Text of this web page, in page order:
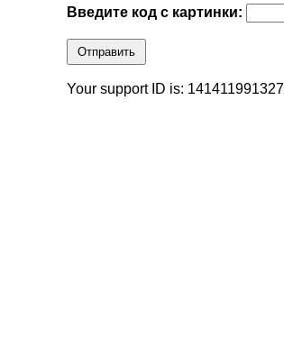
Введите код с картинки:
Отправить
Your support ID is: